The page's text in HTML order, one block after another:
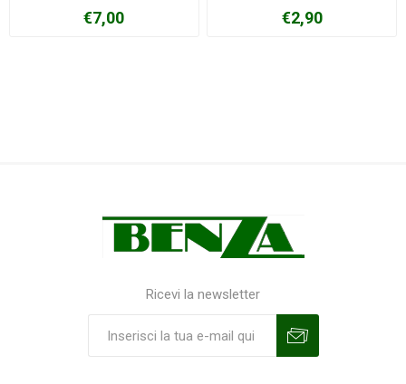
€7,00 €2,90
Ricevi la newsletter